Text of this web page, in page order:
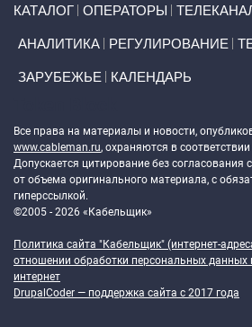
КАТАЛОГ ОПЕРАТОРЫ
АНАЛИТИКА РЕГУЛИРОВАНИЕ
ЗАРУБЕЖЬЕ КАЛЕНДАРЬ
Все права на материалы и новости,
www.cableman.ru, охраняются в
Допускается цитирование без согласования
от объема оригинального материала, с
гиперссылкой.
©2005 - 2026 «Кабельщик»
Политика сайта "Кабельщик" (интернет-
отношении обработки персональных данных
интернет
DrupalCoder — поддержка сайта c 2017 года